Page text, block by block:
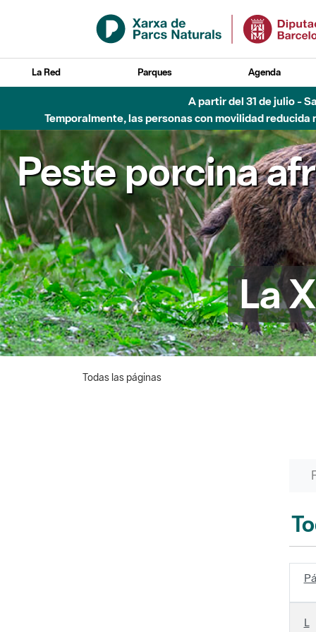
Saltar al contenido principal
La Red Parques Agenda
A partir del 31 de julio -
Temporalmente, las personas con movilidad
Peste porcina
La
Todas las páginas
L